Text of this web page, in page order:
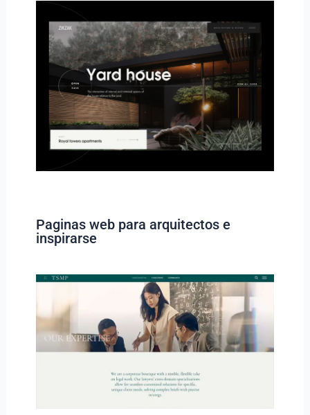
Paginas web para arquitectos e
inspirarse